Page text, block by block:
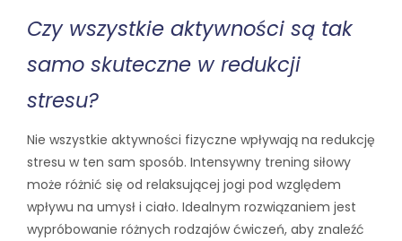
Czy wszystkie aktywności są tak
samo skuteczne w redukcji
stresu?
Nie wszystkie aktywności fizyczne wpływają na redukcję
stresu w ten sam sposób. Intensywny trening siłowy
może różnić się od relaksującej jogi pod względem
wpływu na umysł i ciało. Idealnym rozwiązaniem jest
wypróbowanie różnych rodzajów ćwiczeń, aby znaleźć